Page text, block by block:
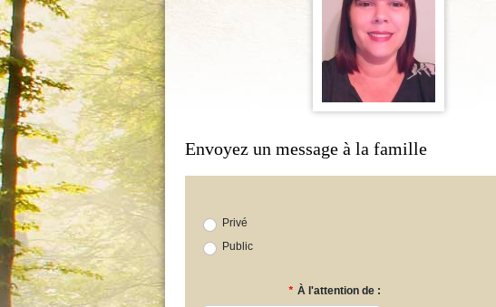
Envoyez un message à la famille
Privé
Public
* À l'attention de :